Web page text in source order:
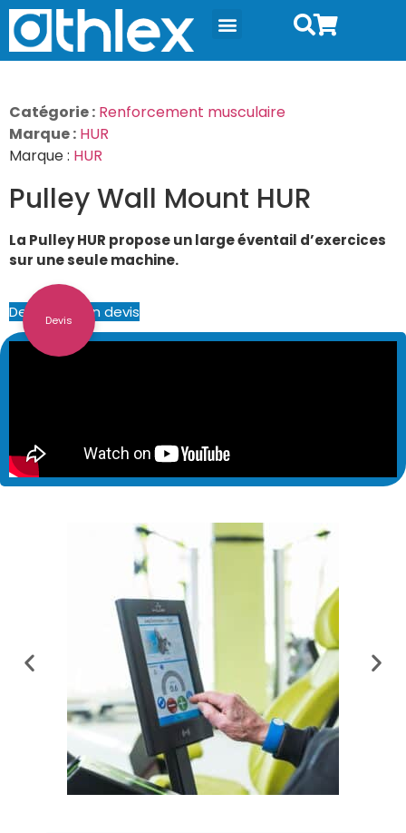
Catégorie : Renforcement musculaire
Marque : HUR
Marque : HUR
Pulley Wall Mount HUR
La Pulley HUR propose un large éventail d’exercices
sur une seule machine.
Demander un devis
Devis